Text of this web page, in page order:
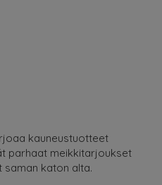
kauneustuotteet
parhaat meikkitarjoukset
katon alta.